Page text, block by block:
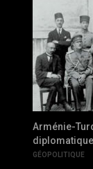
Arménie-
GÉOPOLITIQUE